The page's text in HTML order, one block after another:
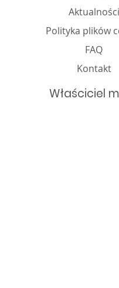
Aktualności
Polityka plików
FAQ
Kontakt
Właściciel